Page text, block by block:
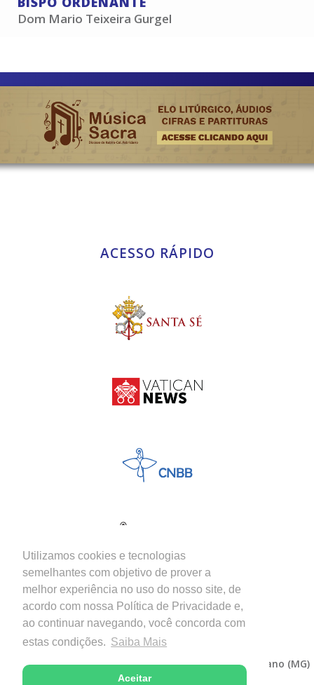
Utilizamos cookies e tecnologias
semelhantes com objetivo de prover a
melhor experiência no uso do nosso site, de
acordo com nossa Política de Privacidade e,
ao continuar navegando, você concorda com
estas condições. Saiba Mais
Aceitar
Dom Mario Teixeira Gurgel
ACESSO RÁPIDO
Copyright © 2026 - Diocese de Itabira-Coronel Fabriciano (MG)
Desenvolvido com excelência por